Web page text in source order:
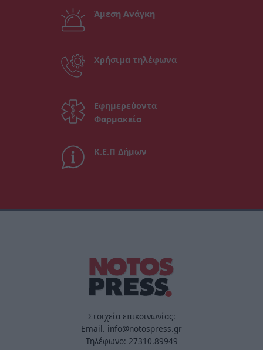
Άμεση Ανάγκη
Χρήσιμα τηλέφωνα
Εφημερεύοντα
Φαρμακεία
Κ.Ε.Π Δήμων
Στοιχεία επικοινωνίας:
Email. info@notospress.gr
Τηλέφωνο: 27310.89949